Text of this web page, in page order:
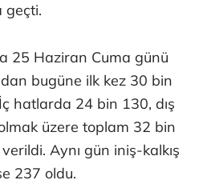
geçti.
25 Haziran Cuma günü
bugüne ilk kez 30 bin
hatlarda 24 bin 130, dış
üzere toplam 32 bin
Aynı gün iniş-kalkış
237 oldu.